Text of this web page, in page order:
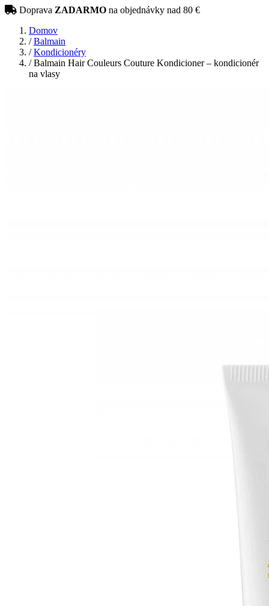
Doprava ZADARMO na objednávky nad 80 €
Domov
/ Balmain
/ Kondicionéry
/Balmain Hair Couleurs Couture Kondicioner – kondicionér
na vlasy